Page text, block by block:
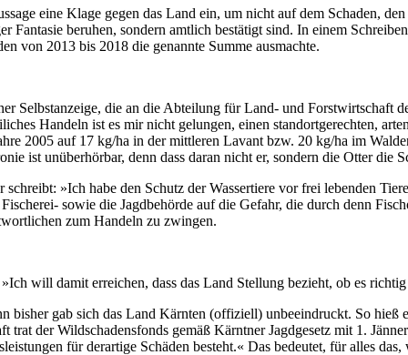
eine Klage gegen das Land ein, um nicht auf dem Schaden,
Fantasie beruhen, sondern amtlich bestätigt sind. In einem
von 2013 bis 2018 die genannte Summe ausmachte.
Selbstanzeige, die an die Abteilung für Land- und Forstwirtschaft
Handeln ist es mir nicht gelungen, einen standortgerechten,
2005 auf 17 kg/ha in der mittleren Lavant bzw. 20 kg/ha im
ist unüberhörbar, denn dass daran nicht er, sondern die Otter die
»Ich habe den Schutz der Wassertiere vor frei lebenden
sowie die Jagdbehörde auf die Gefahr, die durch denn
zum Handeln zu zwingen.
will damit erreichen, dass das Land Stellung bezieht, ob es
bisher gab sich das Land Kärnten (offiziell) unbeeindruckt. So
der Wildschadensfonds gemäß Kärntner Jagdgesetz mit 1.
für derartige Schäden besteht.« Das bedeutet, für alles